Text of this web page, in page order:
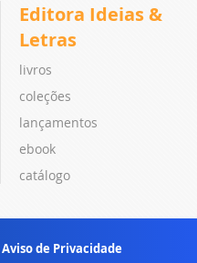
Editora Ideias &
Letras
livros
coleções
lançamentos
ebook
catálogo
Aviso de Privacidade